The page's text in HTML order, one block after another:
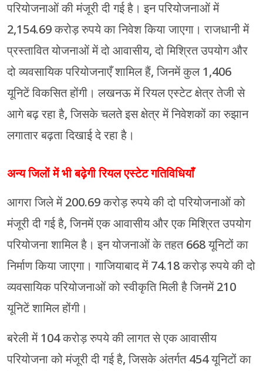
परियोजनाओं की मंजूरी दी गई है। इन परियोजनाओं में
2,154.69 करोड़ रुपये का निवेश किया जाएगा। राजधानी में
प्रस्तावित योजनाओं में दो आवासीय, दो मिश्रित उपयोग और
दो व्यवसायिक परियोजनाएँ शामिल हैं, जिनमें कुल 1,406
यूनिटें विकसित होंगी। लखनऊ में रियल एस्टेट क्षेत्र तेजी से
आगे बढ़ रहा है, जिसके चलते इस क्षेत्र में निवेशकों का रुझान
लगातार बढ़ता दिखाई दे रहा है।
अन्य जिलों में भी बढ़ेगी रियल एस्टेट गतिविधियाँ
आगरा जिले में 200.69 करोड़ रुपये की दो परियोजनाओं को
मंजूरी दी गई है, जिनमें एक आवासीय और एक मिश्रित उपयोग
परियोजना शामिल है। इन योजनाओं के तहत 668 यूनिटों का
निर्माण किया जाएगा। गाजियाबाद में 74.18 करोड़ रुपये की दो
व्यवसायिक परियोजनाओं को स्वीकृति मिली है जिनमें 210
यूनिटें शामिल होंगी।
बरेली में 104 करोड़ रुपये की लागत से एक आवासीय
परियोजना को मंजूरी दी गई है, जिसके अंतर्गत 454 यूनिटों का